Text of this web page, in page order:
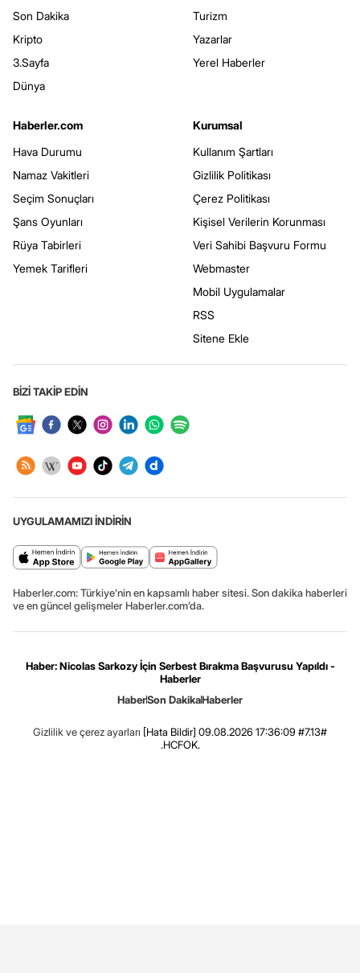
Son Dakika
Kripto
3.Sayfa
Dünya
Turizm
Yazarlar
Yerel Haberler
Haberler.com
Hava Durumu
Namaz Vakitleri
Seçim Sonuçları
Şans Oyunları
Rüya Tabirleri
Yemek Tarifleri
Kurumsal
Kullanım Şartları
Gizlilik Politikası
Çerez Politikası
Kişisel Verilerin Korunması
Veri Sahibi Başvuru Formu
Webmaster
Mobil Uygulamalar
RSS
Sitene Ekle
BİZİ TAKİP EDİN
UYGULAMAMIZI İNDİRİN
Haberler.com: Türkiye’nin en kapsamlı haber sitesi. Son dakika haberleri
ve en güncel gelişmeler Haberler.com’da.
Haber: Nicolas Sarkozy İçin Serbest Bırakma Başvurusu Yapıldı -
Haberler
HaberSon DakikaHaberler
Gizlilik ve çerez ayarları [Hata Bildir] 09.08.2026 17:36:09 #7.13#
.HCFOK.